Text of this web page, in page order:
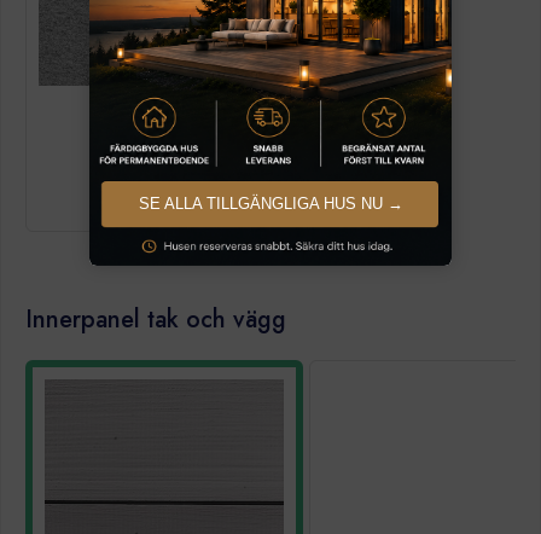
Ja
+6 500,00 Kr
Innerpanel tak och vägg
SE ALLA TILLGÄNGLIGA HUS NU →